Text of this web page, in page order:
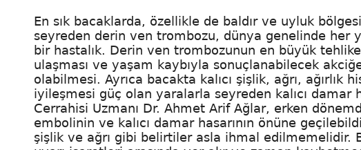
En sık bacaklarda, özellikle de baldır ve uyluk
seyreden derin ven trombozu, dünya genelinde her
bir hastalık. Derin ven trombozunun en büyük
ulaşması ve yaşam kaybıyla sonuçlanabilecek
olabilmesi. Ayrıca bacakta kalıcı şişlik, ağrı,
iyileşmesi güç olan yaralarla seyreden kalıcı damar
Cerrahisi Uzmanı Dr. Ahmet Arif Ağlar, erken
embolinin ve kalıcı damar hasarının önüne
şişlik ve ağrı gibi belirtiler asla ihmal